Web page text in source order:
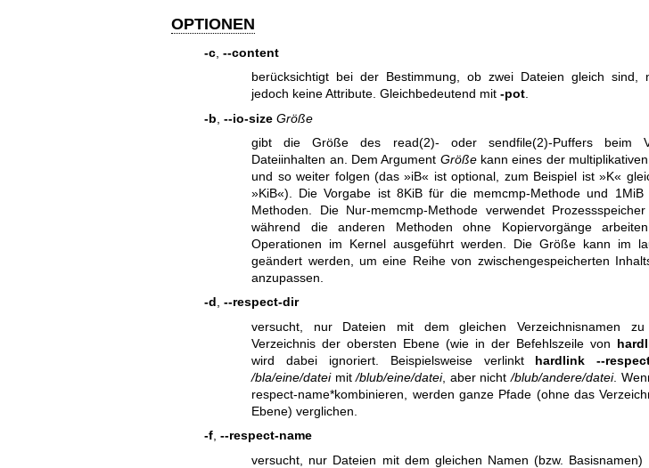
OPTIONEN
-c, --content
berücksichtigt bei der Bestimmung, ob zwei Dateien gleich sind,
jedoch keine Attribute. Gleichbedeutend mit-pot
-b --io-size Größe
gibt die Größe des read(2)- oder sendfile(2)-Puffers beim
Dateiinhalten an. Dem Argument Größekann eines der
und so weiter folgen (das »iB« ist optional, zum Beispiel ist »K«
»KiB«). Die Vorgabe ist 8KiB für die memcmp-Methode und
Methoden. Die Nur-memcmp-Methode verwendet
während die anderen Methoden ohne Kopiervorgänge
Operationen im Kernel ausgeführt werden. Die Größe kann im
geändert werden, um eine Reihe von zwischengespeicherten
anzupassen.
-d, --respect-dir
versucht, nur Dateien mit dem gleichen Verzeichnisnamen
Verzeichnis der obersten Ebene (wie in der Befehlszeile von
wird dabei ignoriert. Beispielsweise verlinkt hardlink --
/bla/eine/dateimit/blub/eine/datei, aber nicht/blub/andere/datei.
respect-name*kombinieren, werden ganze Pfade (ohne das
Ebene) verglichen.
-f, --respect-name
versucht, nur Dateien mit dem gleichen Namen (bzw. Basisnamen)